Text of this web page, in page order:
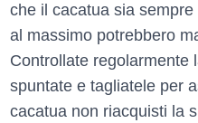
che il cacatua sia
al massimo potrebbero
Controllate regolarmente
spuntate e tagliatele per
cacatua non riacquisti la